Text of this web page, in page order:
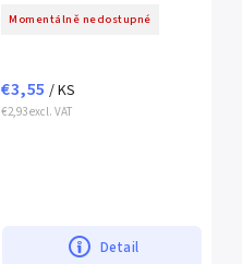
Oranžová
Momentálně nedostupné
€2,93 excl. VAT
€3,55 / KS
Detail